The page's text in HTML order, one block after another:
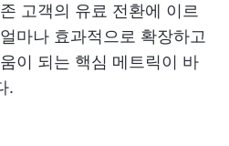
고객의 유료 전환에 이르
마나 효과적으로 확장하고
이 되는 핵심 메트릭이 바
.